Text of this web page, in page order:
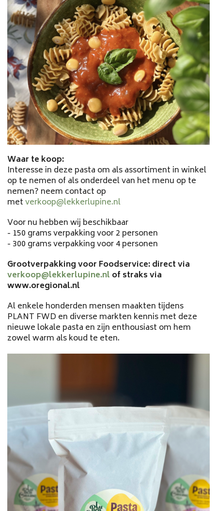
Waar te koop:
Interesse in deze pasta om als assortiment in winkel
op te nemen of als onderdeel van het menu op te
nemen? neem contact op
metverkoop@lekkerlupine.nl
Voor nu hebben wij beschikbaar
- 150 grams verpakking voor 2 personen
- 300 grams verpakking voor 4 personen
Grootverpakking voor Foodservice: direct via
verkoop@lekkerlupine.nl of straks via
www.oregional.nl
Al enkele honderden mensen maakten tijdens
PLANT FWD en diverse markten kennis met deze
nieuwe lokale pasta en zijn enthousiast om hem
zowel warm als koud te eten.